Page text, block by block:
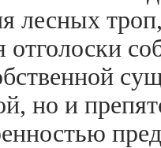
лесных
отголоски
но и